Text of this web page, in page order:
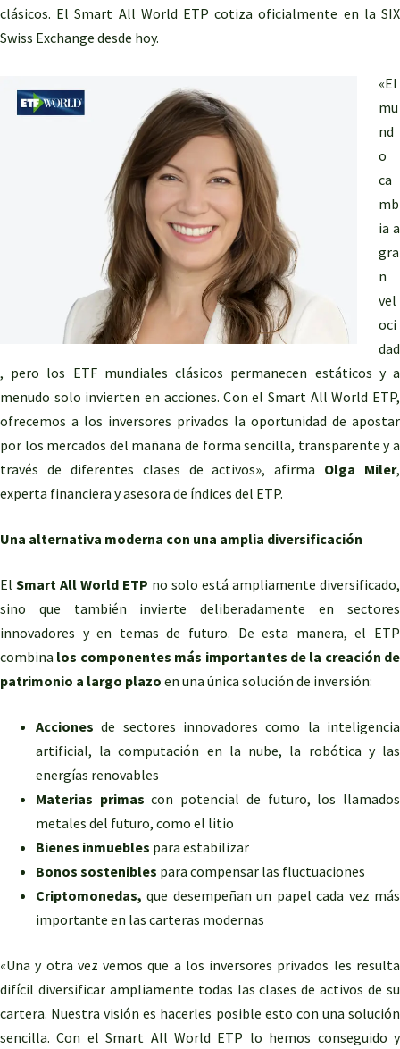
clásicos. El Smart All World ETP cotiza oficialmente en la SIX
Swiss Exchange desde hoy.
«El
mu
nd
o
ca
mb
ia a
gra
n
vel
oci
dad
, pero los ETF mundiales clásicos permanecen estáticos y a
menudo solo invierten en acciones. Con el Smart All World ETP,
ofrecemos a los inversores privados la oportunidad de apostar
por los mercados del mañana de forma sencilla, transparente y a
través de diferentes clases de activos», afirma Olga Miler,
experta financiera y asesora de índices del ETP.
Una alternativa moderna con una amplia diversificación
El Smart All World ETP no solo está ampliamente diversificado,
sino que también invierte deliberadamente en sectores
innovadores y en temas de futuro. De esta manera, el ETP
combina los componentes más importantes de la creación de
patrimonio a largo plazo en una única solución de inversión:
Acciones de sectores innovadores como la inteligencia
artificial, la computación en la nube, la robótica y las
energías renovables
Materias primas con potencial de futuro, los llamados
metales del futuro, como el litio
Bienes inmuebles para estabilizar
Bonos sostenibles para compensar las fluctuaciones
Criptomonedas, que desempeñan un papel cada vez más
importante en las carteras modernas
«Una y otra vez vemos que a los inversores privados les resulta
difícil diversificar ampliamente todas las clases de activos de su
cartera. Nuestra visión es hacerles posible esto con una solución
sencilla. Con el Smart All World ETP lo hemos conseguido y